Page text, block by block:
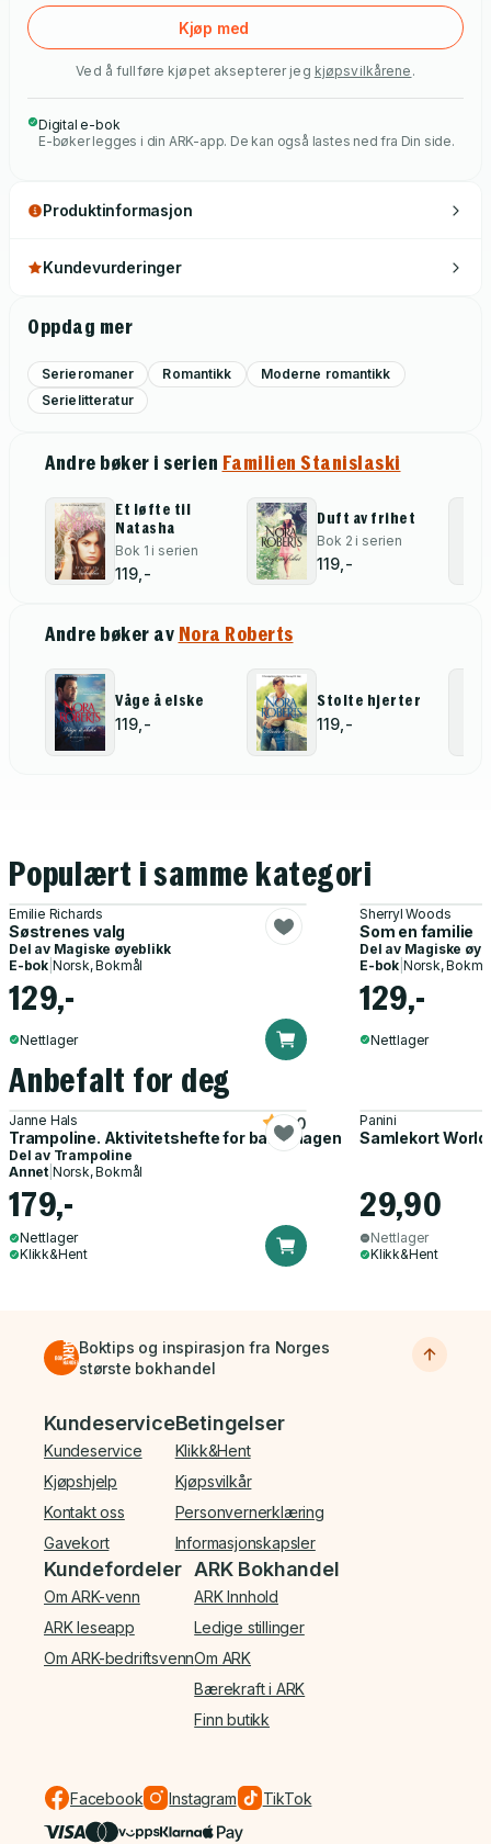
Kjøp med
Ved å fullføre kjøpet aksepterer jeg kjøpsvilkårene .
Digital e-bok
E-bøker legges i din ARK-app. De kan også lastes ned fra Din side.
Produktinformasjon
Kundevurderinger
Oppdag mer
Serieromaner Romantikk
Moderne romantikk
Serielitteratur
Andre bøker i serien Familien Stanislaski
Et løfte til
Natasha
Bok 1 i serien
119,-
Duft av frihet
Bok 2 i serien
119,-
Andre bøker av Nora Roberts
Våge å elske
119,-
Stolte hjerter
119,-
Populært i samme kategori
Emilie Richards
Søstrenes valg
Del av Magiske øyeblikk
E-bok Norsk, Bokmål
129,-
Nettlager
Sherryl Woods
Som en familie
Del av Magiske
E-bok| Norsk,
129,-
Nettlager
Anbefalt for deg
Janne Hals
Trampoline. Aktivitetshefte for barnehagen
5.0
Del av Trampoline
Annet Norsk, Bokmål
179,-
Nettlager
Klikk&Hent
Panini
Samlekort
29,90
Nettlager
Klikk&Hent
Boktips og inspirasjon fra Norges
største bokhandel
Bunnmeny
Kundeservice
Kundeservice
Kjøpshjelp
Kontakt oss
Gavekort
Betingelser
Klikk&Hent
Kjøpsvilkår
Personvernerklæring
Informasjonskapsler
Kundefordeler
Om ARK-venn
ARK leseapp
Om ARK-bedriftsvenn
ARK Bokhandel
ARK Innhold
Ledige stillinger
Om ARK
Bærekraft i ARK
Finn butikk
Facebook Instagram TikTok